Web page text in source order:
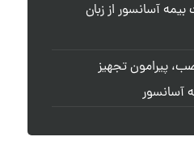
آسانسور از زبان
پیرامون تجهیز
آسانسور